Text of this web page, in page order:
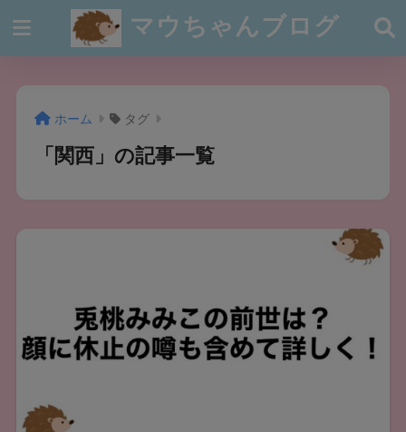
マウちゃんブログ
ホーム タグ
「関西」の記事一覧